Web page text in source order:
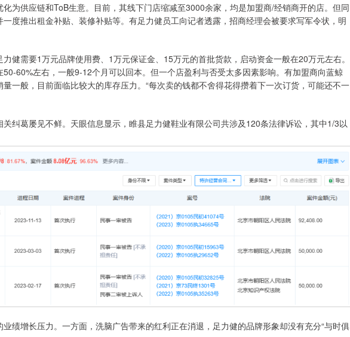
供应链和ToB生意。目前，其线下门店缩减至3000余家，均是加盟商/经销商开的店。但同
度推出租金补贴、装修补贴等。有足力健员工向记者透露，招商经理会被要求写军令状，明
需要1万元品牌使用费、1万元保证金、15万元的首批货款，启动资金一般在20万元左右。
60%左右，一般9-12个月可以回本。但一个店盈利与否受太多因素影响。有加盟商向蓝鲸
一般，目前面临比较大的库存压力。“每次卖的钱都不舍得花得攒着下一次订货，可能还不一
葛屡见不鲜。天眼信息显示，睢县足力健鞋业有限公司共涉及120条法律诉讼，其中1/3以
增长压力。一方面，洗脑广告带来的红利正在消退，足力健的品牌形象却没有充分“与时俱